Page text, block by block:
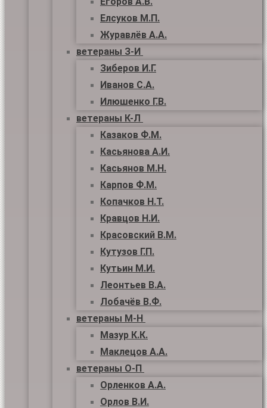
Елсуков М.П.
Журавлёв А.А.
ветераны З-И
Зиберов И.Г.
Иванов С.А.
Илюшенко Г.В.
ветераны К-Л
Казаков Ф.М.
Касьянова А.И.
Касьянов М.Н.
Карпов Ф.М.
Копачков Н.Т.
Кравцов Н.И.
Красовский В.М.
Кутузов Г.П.
Кутьин М.И.
Леонтьев В.А.
Лобачёв В.Ф.
ветераны М-Н
Мазур К.К.
Маклецов А.А.
ветераны О-П
Орленков А.А.
Орлов В.И.